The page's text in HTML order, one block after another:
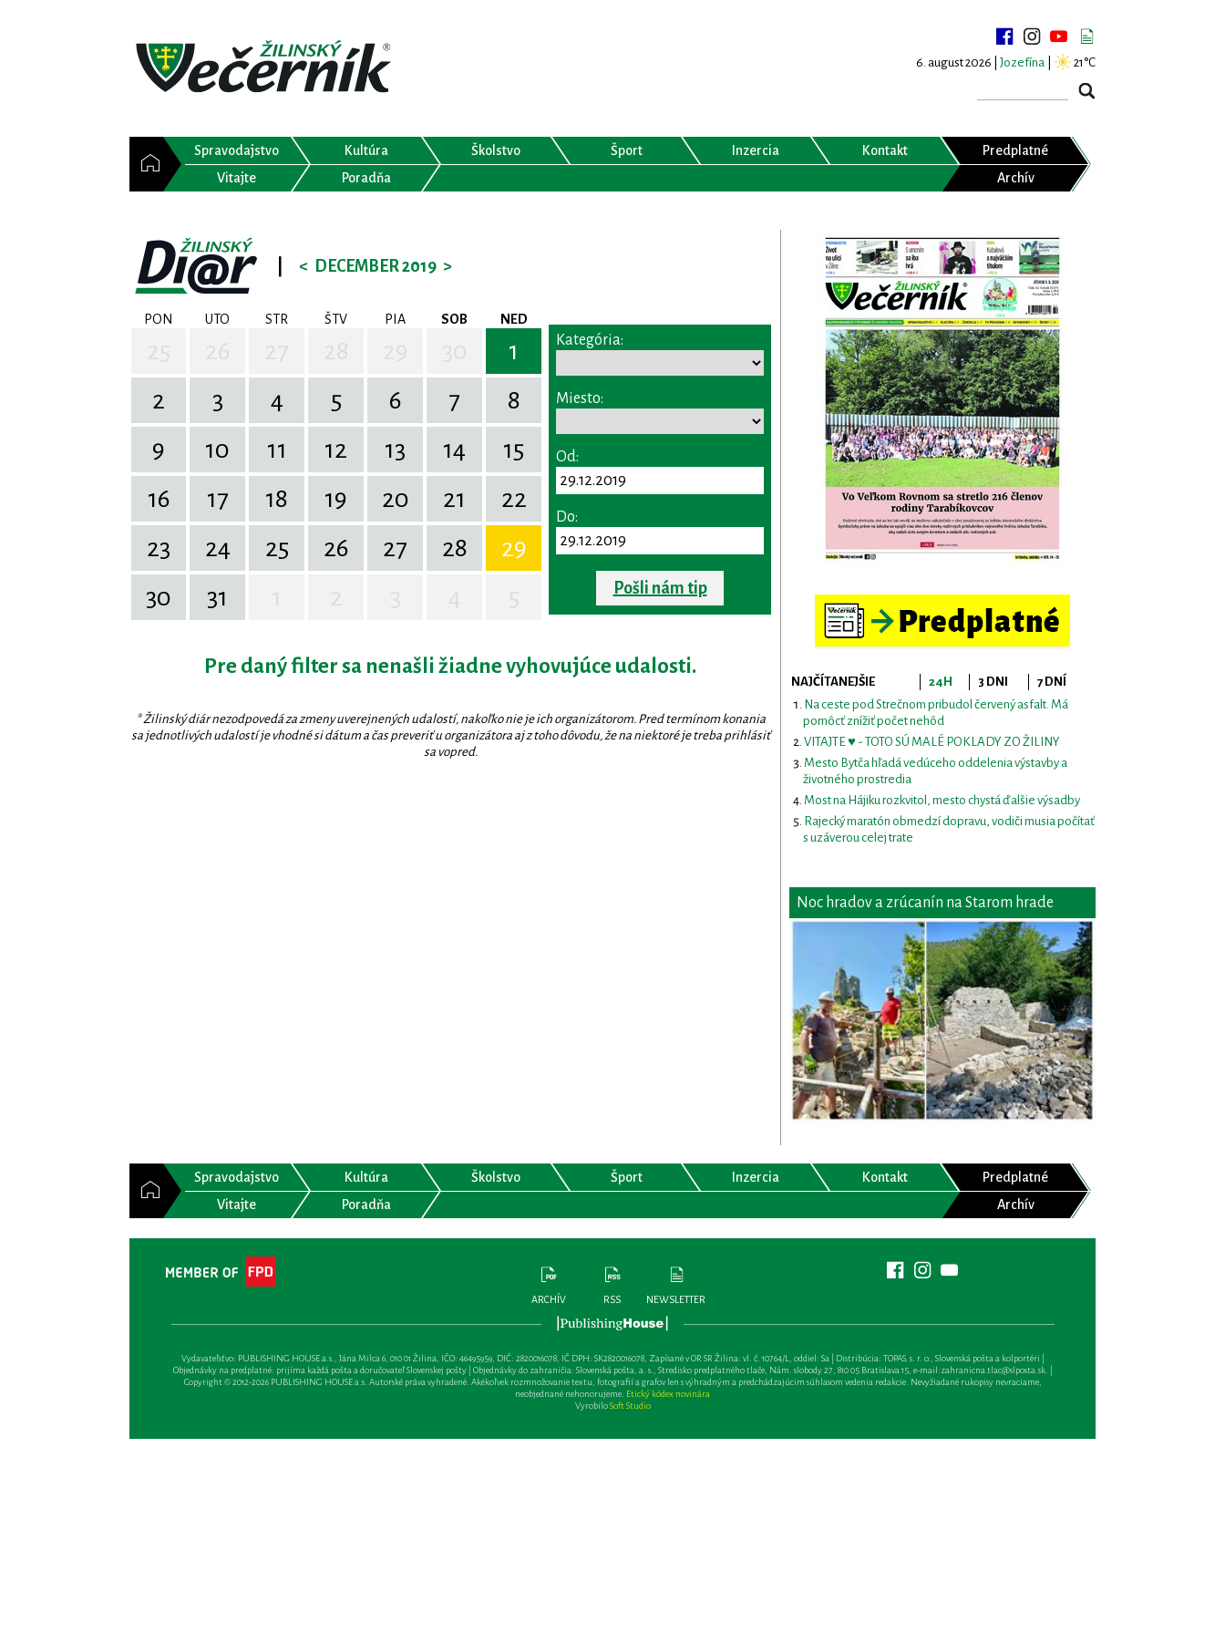
6. august 2026 | Jozefína 21°C
Spravodajstvo Kultúra Školstvo Šport Inzercia Kontakt
Predplatné
Vitajte
Poradňa Archív
< DECEMBER 2019 >
PON UTO STR ŠTV PIA SOB NED
1
2
3 4 5 6 7
8
9
10 11 12 13 14
15
16
17 18 19 20 21
22
23
24 25 26 27 28
29
30
31
Kategória:
Miesto:
Od:
Do:
Pošli nám tip
Pre daný filter sa nenašli žiadne vyhovujúce udalosti.
* Žilinský diár nezodpovedá za zmeny uverejnených udalostí, nakoľko nie je ich organizátorom. Pred termínom konania
sa jednotlivých udalostí je vhodné si dátum a čas preveriť u organizátora aj z toho dôvodu, že na niektoré je treba prihlásiť
sa vopred.
NAJČÍTANEJŠIE 24H 3 DNI
7 DNÍ
Na ceste pod Strečnom pribudol červený asfalt. Má
pomôcť znížiť počet nehôd
VITAJTE ♥ - TOTO SÚ MALÉ POKLADY ZO ŽILINY
Mesto Bytča hľadá vedúceho oddelenia výstavby a
životného prostredia
Most na Hájiku rozkvitol, mesto chystá ďalšie výsadby
Rajecký maratón obmedzí dopravu, vodiči musia počítať
s uzáverou celej trate
Noc hradov a zrúcanín na Starom hrade
Spravodajstvo Kultúra Školstvo Šport Inzercia Kontakt
Predplatné
Vitajte
Poradňa Archív
ARCHÍV RSS NEWSLETTER
Vydavateľsťvo: PUBLISHING HOUSE a.s., Jána Milca 6, 010 01 Žilina, IČO: 46495959, DIČ: 2820016078, IČ DPH: SK2820016078, Zapísané v OR SR Žilina: vl. č. 10764/L, oddiel: Sa | Distribúcia: TOPAS, s. r. o., Slovenská pošta a kolportéri |
Objednávky na predplatné: prijíma každá pošta a doručovateľ Slovenskej pošty | Objednávky do zahraničia: Slovenská pošta, a. s., Stredisko predplatného tlače, Nám. slobody 27, 810 05 Bratislava 15, e-mail:zahranicna.tlac@slposta.sk. |
Copyright © 2012-2026 PUBLISHING HOUSE a.s. Autorské práva vyhradené. Akékoľvek rozmnožovanie textu, fotografií a grafov len s výhradným a predchádzajúcim súhlasom vedenia redakcie. Nevyžiadané rukopisy nevraciame,
neobjednané nehonorujeme. Etický kódex novinára
VyrobiloSoft Studio